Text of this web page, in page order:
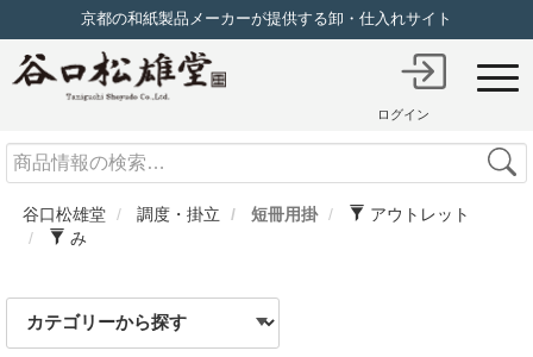
京都の和紙製品メーカーが提供する卸・仕入れサイト
ログイン
谷口松雄堂 調度・掛立 短冊用掛
アウトレット
み
Search